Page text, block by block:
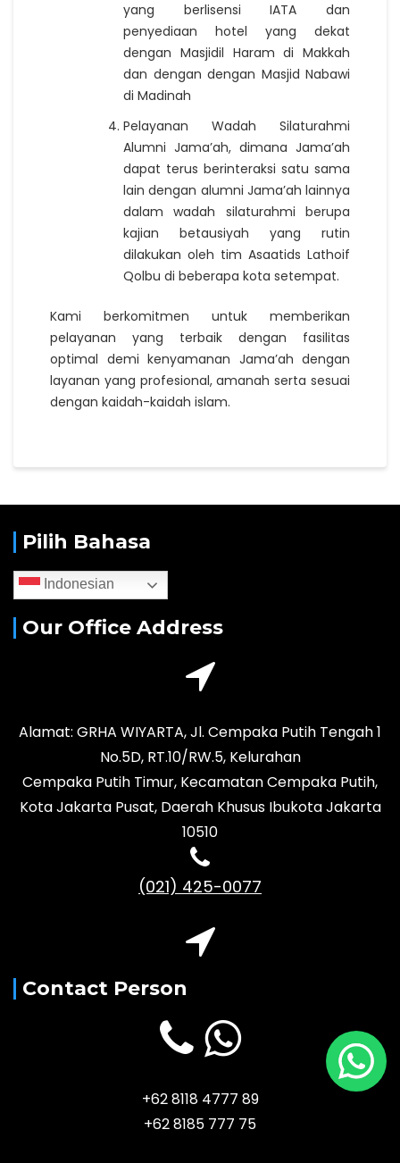
yang berlisensi IATA dan
penyediaan hotel yang dekat
dengan Masjidil Haram di Makkah
dan dengan dengan Masjid Nabawi
di Madinah
Pelayanan Wadah Silaturahmi
Alumni Jama’ah, dimana Jama’ah
dapat terus berinteraksi satu sama
lain dengan alumni Jama’ah lainnya
dalam wadah silaturahmi berupa
kajian betausiyah yang rutin
dilakukan oleh tim Asaatids Lathoif
Qolbu di beberapa kota setempat.
Kami berkomitmen untuk memberikan
pelayanan yang terbaik dengan fasilitas
optimal demi kenyamanan Jama’ah dengan
layanan yang profesional, amanah serta sesuai
dengan kaidah-kaidah islam.
Pilih Bahasa
Indonesian
Our Office Address
Alamat: GRHA WIYARTA, Jl. Cempaka Putih Tengah 1
No.5D, RT.10/RW.5, Kelurahan
Cempaka Putih Timur, Kecamatan Cempaka Putih,
Kota Jakarta Pusat, Daerah Khusus Ibukota Jakarta
10510
(021) 425-0077
Contact Person
+62 8118 4777 89
+62 8185 777 75